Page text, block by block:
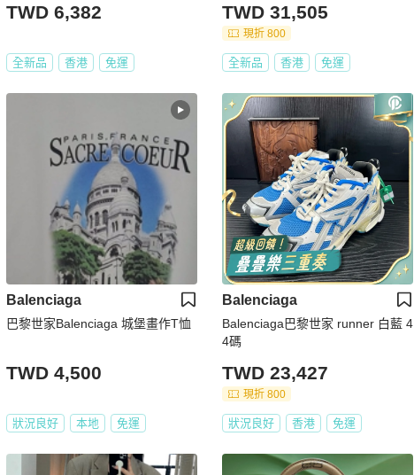
TWD 6,382
全新品 香港 免運
TWD 31,505
現折 800
全新品 香港 免運
Balenciaga
巴黎世家Balenciaga 城堡畫作T恤
TWD 4,500
狀況良好 本地 免運
Balenciaga
Balenciaga巴黎世家 runner 白藍 4
4碼
TWD 23,427
現折 800
狀況良好 香港 免運